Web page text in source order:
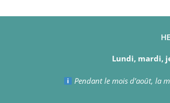
Lundi, mardi,
Pendant le mois d’août, la